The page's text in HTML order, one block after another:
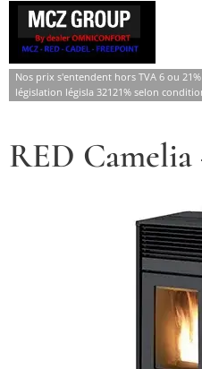
Nos prix s'entendent hors TVA 6 ou
législation législa 32121% selon
RED